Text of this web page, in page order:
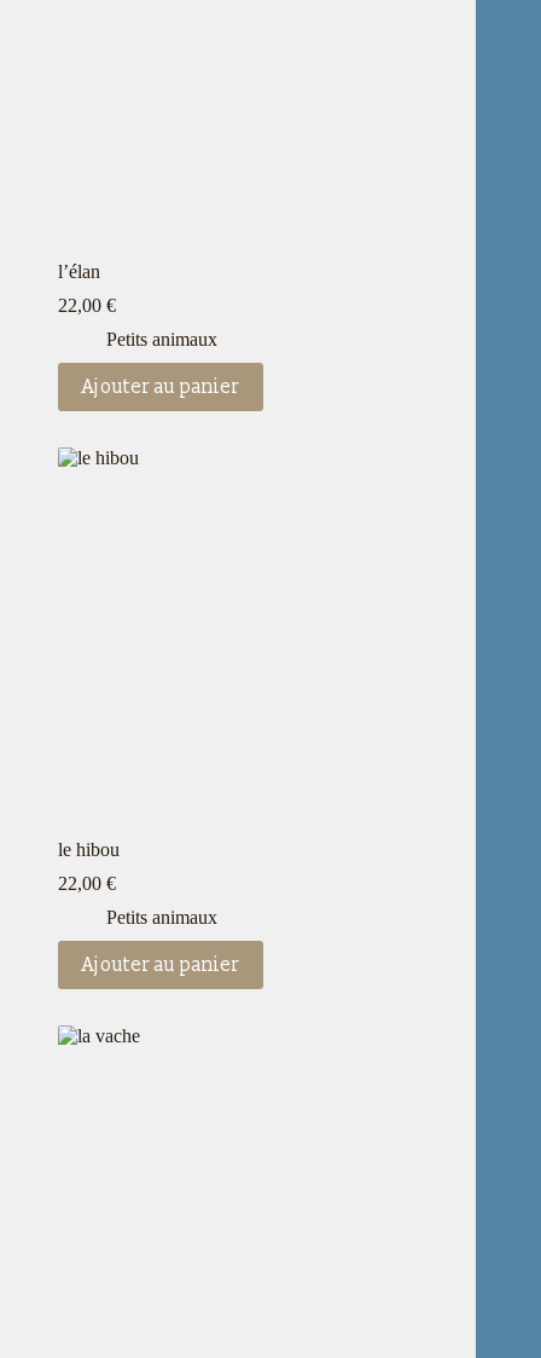
l’élan
22,00 €
Petits animaux
Ajouter au panier
le hibou
22,00 €
Petits animaux
Ajouter au panier